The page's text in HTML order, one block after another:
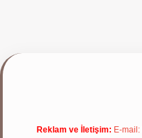
Reklam ve İletişim: E-mail: